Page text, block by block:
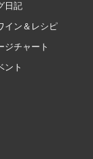
日記
イン＆レシピ
ジチャート
ント